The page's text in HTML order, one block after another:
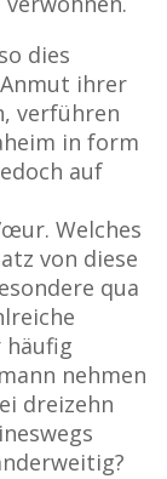
dies
ihrer
verführen
in form
auf
Welches
von diese
qua
häufig
nehmen
dreizehn